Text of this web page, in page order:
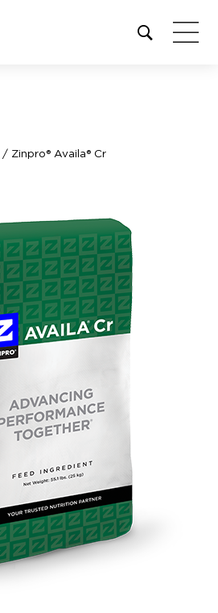
Open
site
/ Zinpro® Availa® Cr